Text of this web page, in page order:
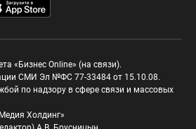
«Бизнес Online» (на связи).
СМИ Эл №ФС 77-33484 от 15.10.08.
по надзору в сфере связи и массовых
Холдинг»